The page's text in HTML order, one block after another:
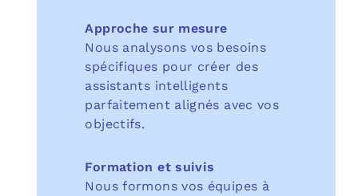
Approche sur mesure
Nous analysons vos besoins
spécifiques pour créer des
assistants intelligents
parfaitement alignés avec vos
objectifs.
Formation et suivis
Nous formons vos équipes à